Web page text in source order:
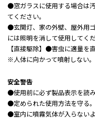
●窓ガラスに使用する場合は
てください。
●玄関灯、家の外壁、屋外用
には照明を消して使用してくだ
【直接駆除】●害虫に適量を
※人体に向かって噴射しない
安全警告
●使用前に必ず製品表示を読
●定められた使用方法を守る。
●室内に噴霧気体が入らない